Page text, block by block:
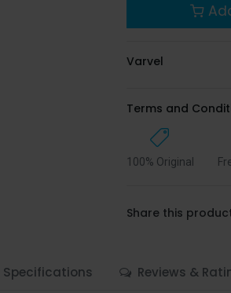
Varvel
Terms and
100% Original
Share this
Specifications Reviews &